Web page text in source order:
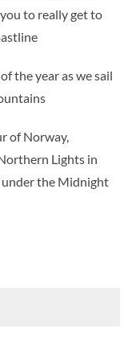
to really get to
the year as we sail
of Norway,
Lights in
the Midnight